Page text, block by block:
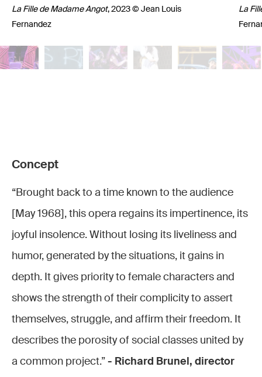
La Fille de Madame Angot, 2023 © Jean Louis
Fernandez
La
La Fille
Angot,
2023 ©
Jean
Louis
Fernandez
La Fille
de
Angot ,
2023 ©
Jean
Louis
Fernandez
Angot,
2023 ©
Jean
Louis
Fernandez
Angot,
2023 ©
Jean
Louis
Fernandez
Angot,
2023 ©
Jean
Louis
Fernandez
Angot
2023 ©
Jean
Louis
Concept
“Brought back to a time known to the audience
[May 1968], this opera regains its impertinence, its
joyful insolence. Without losing its liveliness and
humor, generated by the situations, it gains in
depth. It gives priority to female characters and
shows the strength of their complicity to assert
themselves, struggle, and affirm their freedom. It
describes the porosity of social classes united by
a common project.”- Richard Brunel, director